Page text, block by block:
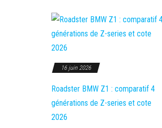
16 juin 2026
Roadster BMW Z1 : comparatif 4
générations de Z-series et cote
2026